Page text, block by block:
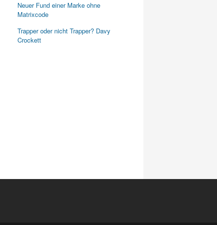
Neuer Fund einer Marke ohne
Matrixcode
Trapper oder nicht Trapper? Davy
Crockett